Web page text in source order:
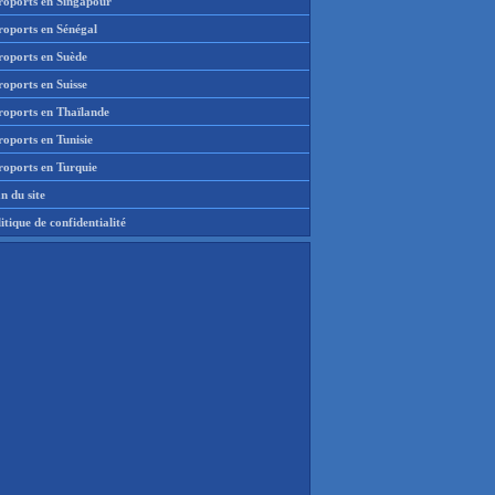
en Sénégal
en Suède
en Suisse
en Thaïlande
en Tunisie
en Turquie
du site
de confidentialité